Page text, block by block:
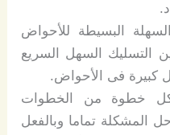
البسيطة للأحواض
التسليك السهل السريع
كبيرة فى الأحواض.
خطوة من الخطوات
المشكلة تماما وبالفعل